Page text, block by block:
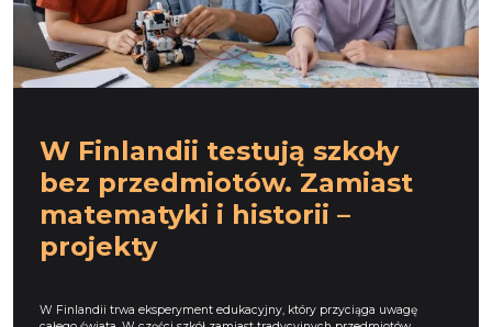
W Finlandii testują szkoły
bez przedmiotów. Zamiast
matematyki i historii –
projekty
W Finlandii trwa eksperyment edukacyjny, który przyciąga uwagę